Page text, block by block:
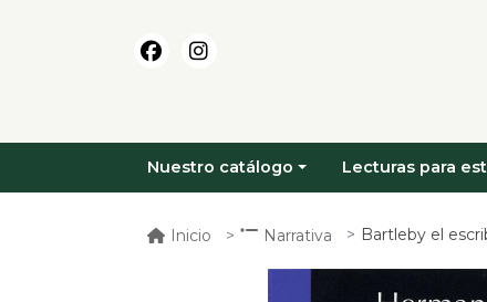
Nuestro catálogo Lecturas para
Inicio Narrativa Bartleby el